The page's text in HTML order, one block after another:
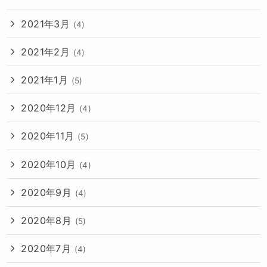
2021年3月 (4)
2021年2月 (4)
2021年1月 (5)
2020年12月 (4)
2020年11月 (5)
2020年10月 (4)
2020年9月 (4)
2020年8月 (5)
2020年7月 (4)